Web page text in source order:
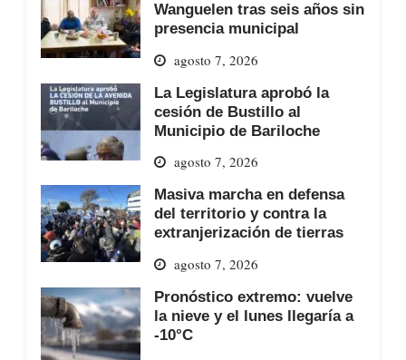
Wanguelen tras seis años sin
presencia municipal
agosto 7, 2026
La Legislatura aprobó la
cesión de Bustillo al
Municipio de Bariloche
agosto 7, 2026
Masiva marcha en defensa
del territorio y contra la
extranjerización de tierras
agosto 7, 2026
Pronóstico extremo: vuelve
la nieve y el lunes llegaría a
-10°C